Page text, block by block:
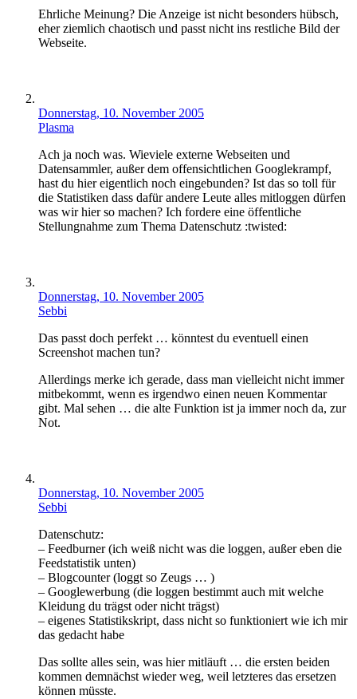
Ehrliche Meinung? Die Anzeige ist nicht besonders hübsch,
eher ziemlich chaotisch und passt nicht ins restliche Bild der
Webseite.
Donnerstag, 10. November 2005
Plasma
Ach ja noch was. Wieviele externe Webseiten und
Datensammler, außer dem offensichtlichen Googlekrampf,
hast du hier eigentlich noch eingebunden? Ist das so toll für
die Statistiken dass dafür andere Leute alles mitloggen dürfen
was wir hier so machen? Ich fordere eine öffentliche
Stellungnahme zum Thema Datenschutz :twisted:
Donnerstag, 10. November 2005
Sebbi
Das passt doch perfekt … könntest du eventuell einen
Screenshot machen tun?
Allerdings merke ich gerade, dass man vielleicht nicht immer
mitbekommt, wenn es irgendwo einen neuen Kommentar
gibt. Mal sehen … die alte Funktion ist ja immer noch da, zur
Not.
Donnerstag, 10. November 2005
Sebbi
Datenschutz:
– Feedburner (ich weiß nicht was die loggen, außer eben die
Feedstatistik unten)
– Blogcounter (loggt so Zeugs … )
– Googlewerbung (die loggen bestimmt auch mit welche
Kleidung du trägst oder nicht trägst)
– eigenes Statistikskript, dass nicht so funktioniert wie ich mir
das gedacht habe
Das sollte alles sein, was hier mitläuft … die ersten beiden
kommen demnächst wieder weg, weil letzteres das ersetzen
können müsste.